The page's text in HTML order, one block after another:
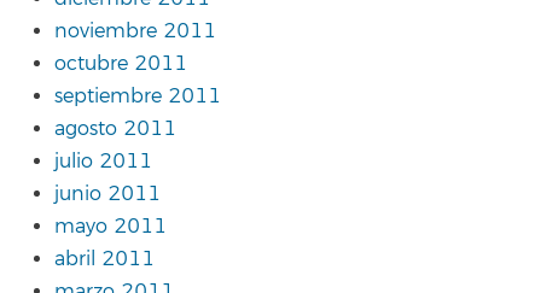
noviembre 2011
octubre 2011
septiembre 2011
agosto 2011
julio 2011
junio 2011
mayo 2011
abril 2011